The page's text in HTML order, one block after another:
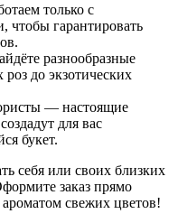
только с
чтобы гарантировать
разнообразные
до экзотических
— настоящие
для вас
букет.
себя или своих близких
заказ прямо
свежих цветов!